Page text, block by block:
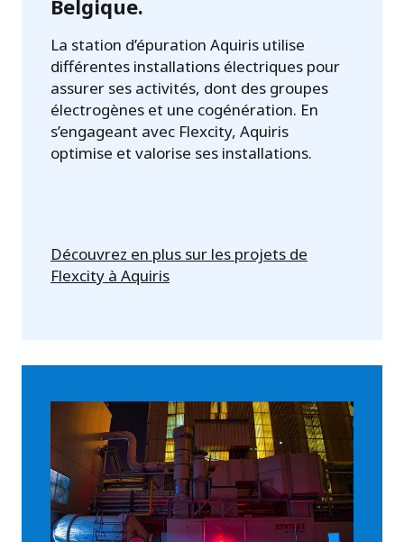
Belgique.
La station d’épuration Aquiris utilise
différentes installations électriques pour
assurer ses activités, dont des groupes
électrogènes et une cogénération. En
s’engageant avec Flexcity, Aquiris
optimise et valorise ses installations.
Découvrez en plus sur les projets de
Flexcity à Aquiris